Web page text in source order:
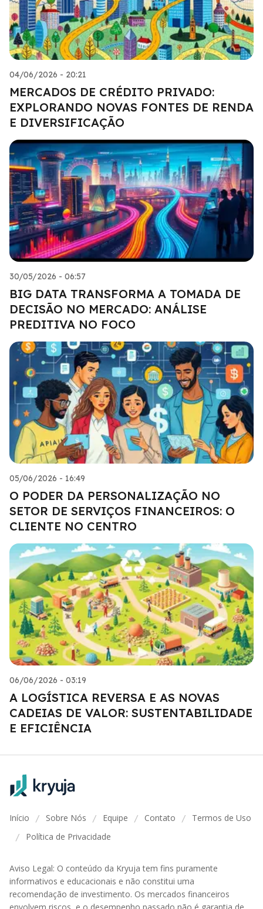
04/06/2026 - 20:21
MERCADOS DE CRÉDITO PRIVADO:
EXPLORANDO NOVAS FONTES DE RENDA
E DIVERSIFICAÇÃO
30/05/2026 - 06:57
BIG DATA TRANSFORMA A TOMADA DE
DECISÃO NO MERCADO: ANÁLISE
PREDITIVA NO FOCO
05/06/2026 - 16:49
O PODER DA PERSONALIZAÇÃO NO
SETOR DE SERVIÇOS FINANCEIROS: O
CLIENTE NO CENTRO
06/06/2026 - 03:19
A LOGÍSTICA REVERSA E AS NOVAS
CADEIAS DE VALOR: SUSTENTABILIDADE
E EFICIÊNCIA
Início / Sobre Nós / Equipe / Contato / Termos de Uso
/ Política de Privacidade
Aviso Legal: O conteúdo da Kryuja tem fins puramente
informativos e educacionais e não constitui uma
recomendação de investimento. Os mercados financeiros